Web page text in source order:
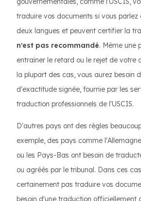
traduire vos documents si vous parlez
deux langues et peuvent certifier la
n'est pas recommandé. Même une
entraîner le retard ou le rejet de votre
la plupart des cas, vous aurez besoin
d'exactitude signée, fournie par les
traduction professionnels de l'USCIS.
D'autres pays ont des règles
exemple, des pays comme
ou les Pays-Bas ont besoin de
ou agréés par le tribunal. Dans ces
certainement pas traduire vos
besoin d'une traduction officiellement